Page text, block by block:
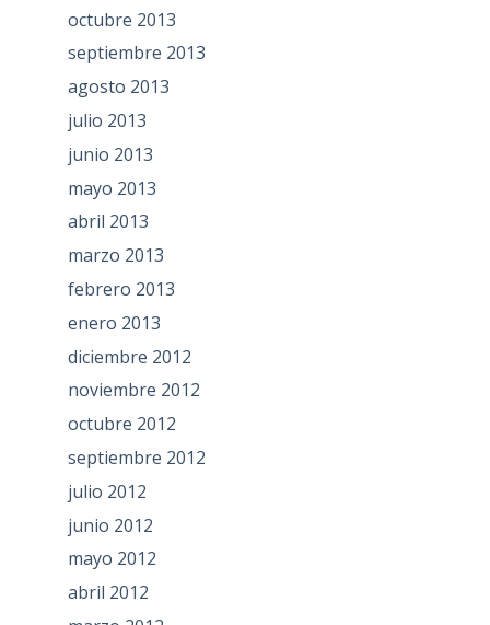
octubre 2013
septiembre 2013
agosto 2013
julio 2013
junio 2013
mayo 2013
abril 2013
marzo 2013
febrero 2013
enero 2013
diciembre 2012
noviembre 2012
octubre 2012
septiembre 2012
julio 2012
junio 2012
mayo 2012
abril 2012